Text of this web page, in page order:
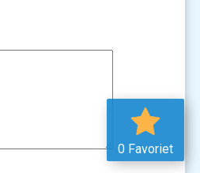
0 Favoriet